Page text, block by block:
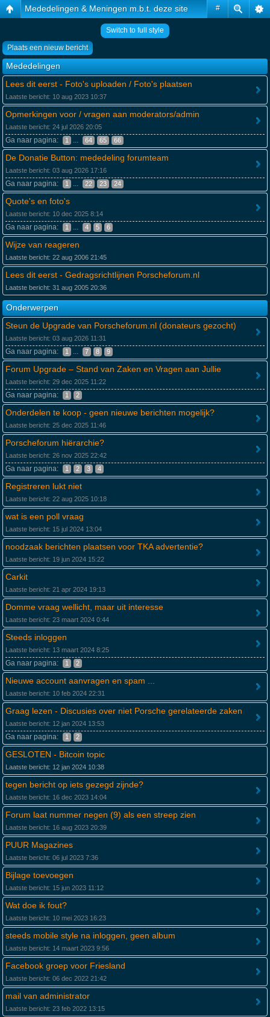
#
Mededelingen & Meningen m.b.t. deze site
Switch to full style
Plaats een nieuw bericht
Mededelingen
Lees dit eerst - Foto's uploaden / Foto's plaatsen
Laatste bericht: 10 aug 2023 10:37
Opmerkingen voor / vragen aan moderators/admin
Laatste bericht: 24 jul 2026 20:05
Ga naar pagina: 1 ... 64 65 66
De Donatie Button: mededeling forumteam
Laatste bericht: 03 aug 2026 17:16
Ga naar pagina: 1 ... 22 23 24
Quote's en foto's
Laatste bericht: 10 dec 2025 8:14
Ga naar pagina: 1 ... 4 5 6
Wijze van reageren
Laatste bericht: 22 aug 2006 21:45
Lees dit eerst - Gedragsrichtlijnen Porscheforum.nl
Laatste bericht: 31 aug 2005 20:36
Onderwerpen
Steun de Upgrade van Porscheforum.nl (donateurs gezocht)
Laatste bericht: 03 aug 2026 11:31
Ga naar pagina: 1 ... 7 8 9
Forum Upgrade – Stand van Zaken en Vragen aan Jullie
Laatste bericht: 29 dec 2025 11:22
Ga naar pagina: 1 2
Onderdelen te koop - geen nieuwe berichten mogelijk?
Laatste bericht: 25 dec 2025 11:46
Porscheforum hiërarchie?
Laatste bericht: 26 nov 2025 22:42
Ga naar pagina: 1 2 3 4
Registreren lukt niet
Laatste bericht: 22 aug 2025 10:18
wat is een poll vraag
Laatste bericht: 15 jul 2024 13:04
noodzaak berichten plaatsen voor TKA advertentie?
Laatste bericht: 19 jun 2024 15:22
Carkit
Laatste bericht: 21 apr 2024 19:13
Domme vraag wellicht, maar uit interesse
Laatste bericht: 23 maart 2024 0:44
Steeds inloggen
Laatste bericht: 13 maart 2024 8:25
Ga naar pagina: 1 2
Nieuwe account aanvragen en spam ...
Laatste bericht: 10 feb 2024 22:31
Graag lezen - Discusies over niet Porsche gerelateerde zaken
Laatste bericht: 12 jan 2024 13:53
Ga naar pagina: 1 2
GESLOTEN - Bitcoin topic
Laatste bericht: 12 jan 2024 10:38
tegen bericht op iets gezegd zijnde?
Laatste bericht: 16 dec 2023 14:04
Forum laat nummer negen (9) als een streep zien
Laatste bericht: 16 aug 2023 20:39
PUUR Magazines
Laatste bericht: 06 jul 2023 7:36
Bijlage toevoegen
Laatste bericht: 15 jun 2023 11:12
Wat doe ik fout?
Laatste bericht: 10 mei 2023 16:23
steeds mobile style na inloggen, geen album
Laatste bericht: 14 maart 2023 9:56
Facebook groep voor Friesland
Laatste bericht: 06 dec 2022 21:42
mail van administrator
Laatste bericht: 23 feb 2022 13:15